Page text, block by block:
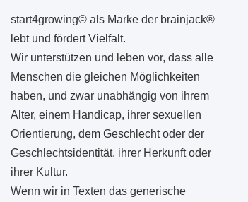
start4growing© als Marke der brainjack®
lebt und fördert Vielfalt.
Wir unterstützen und leben vor, dass alle
Menschen die gleichen Möglichkeiten
haben, und zwar unabhängig von ihrem
Alter, einem Handicap, ihrer sexuellen
Orientierung, dem Geschlecht oder der
Geschlechtsidentität, ihrer Herkunft oder
ihrer Kultur.
Wenn wir in Texten das generische